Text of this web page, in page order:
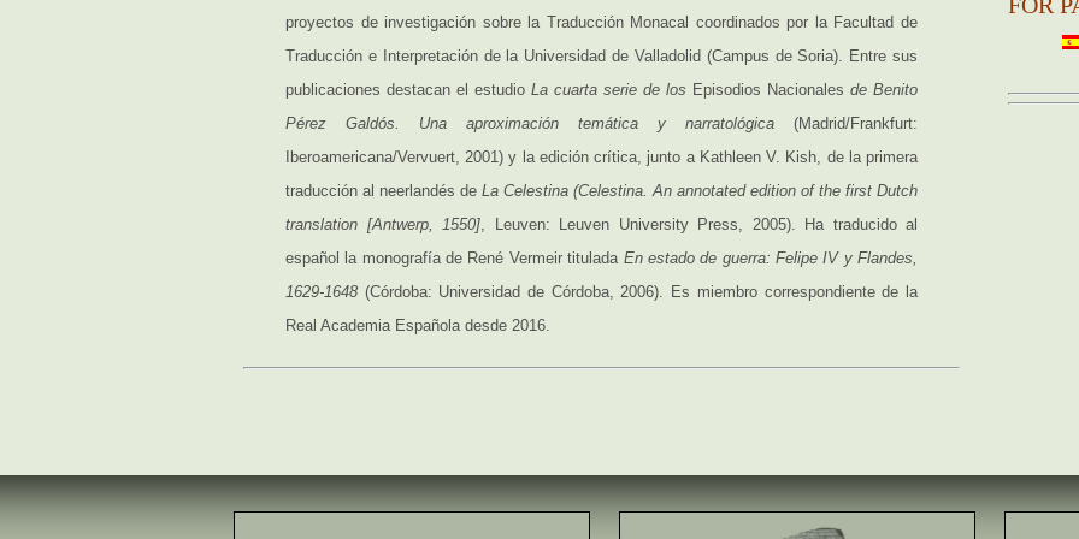
FOR
proyectos de investigación sobre la Traducción Monacal coordinados por la Facultad de
Traducción e Interpretación de la Universidad de Valladolid (Campus de Soria). Entre sus
publicaciones destacan el estudio La cuarta serie de los Episodios Nacionales de Benito
Pérez Galdós. Una aproximación temática y narratológica (Madrid/Frankfurt:
Iberoamericana/Vervuert, 2001) y la edición crítica, junto a Kathleen V. Kish, de la primera
traducción al neerlandés de La Celestina (Celestina. An annotated edition of the first Dutch
translation [Antwerp, 1550], Leuven: Leuven University Press, 2005). Ha traducido al
español la monografía de René Vermeir titulada En estado de guerra: Felipe IV y Flandes,
1629-1648 (Córdoba: Universidad de Córdoba, 2006). Es miembro correspondiente de la
Real Academia Española desde 2016.